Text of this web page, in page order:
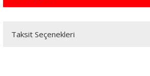
Taksit Seçenekleri